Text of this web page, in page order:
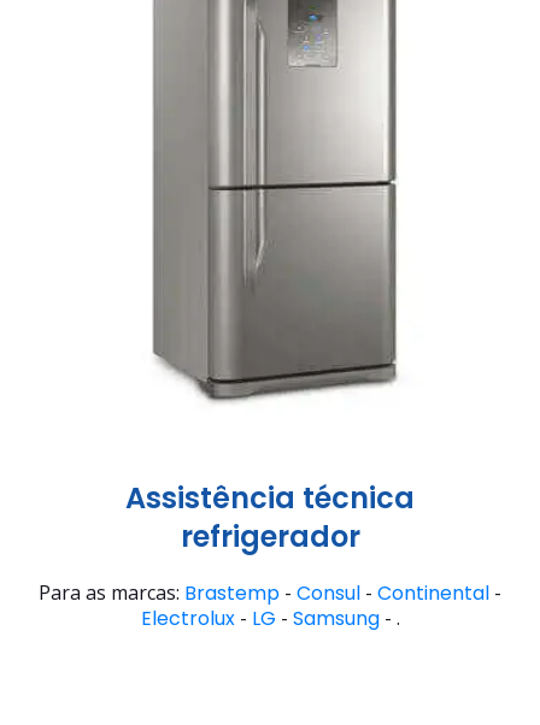
Assistência técnica
refrigerador
Para as marcas: Brastemp - Consul - Continental -
Electrolux- LG - Samsung- .